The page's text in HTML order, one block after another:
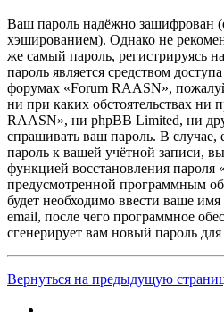
Ваш пароль надёжно зашифрован
хэшированием). Однако не
же самый пароль, регистрируясь
пароль является средством
форумах «Forum RAASN»,
ни при каких обстоятельствах ни
RAASN», ни phpBB Limited, ни
спрашивать ваш пароль. В случае,
пароль к вашей учётной записи,
функцией восстановления пароля
предусмотренной программным
будет необходимо ввести ваше
email, после чего программное
сгенерирует вам новый пароль
Вернуться на предыдущую